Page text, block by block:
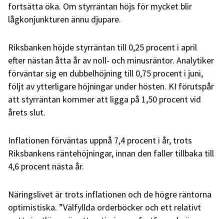
fortsätta öka. Om styrräntan höjs för mycket blir
lågkonjunkturen ännu djupare.
Riksbanken höjde styrräntan till 0,25 procent i april
efter nästan åtta år av noll- och minusräntor. Analytiker
förväntar sig en dubbelhöjning till 0,75 procent i juni,
följt av ytterligare höjningar under hösten. KI förutspår
att styrräntan kommer att ligga på 1,50 procent vid
årets slut.
Inflationen förväntas uppnå 7,4 procent i år, trots
Riksbankens räntehöjningar, innan den faller tillbaka till
4,6 procent nästa år.
Näringslivet är trots inflationen och de högre räntorna
optimistiska. ”Välfyllda orderböcker och ett relativt